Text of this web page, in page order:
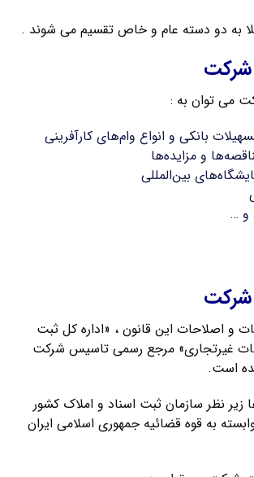
به دو دسته عام و خاص تقسیم می شوند .
شرکت
می توان به :
بانکی و انواع وام‌های کارآفرینی
و مزایده‌ها
بین‌المللی
و …
شرکت
و اصلاحات این قانون ، «اداره کل ثبت
غیرتجاری» مرجع رسمی تاسیس شرکت
است.
زیر نظر سازمان ثبت اسناد و املاک کشور
به قوه قضائیه جمهوری اسلامی ایران